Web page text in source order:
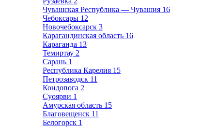
Чувашская Республика — Чувашия 16
Чебоксары 12
Новочебоксарск 3
Карагандинская область 16
Караганда 13
Темиртау 2
Сарань 1
Республика Карелия 15
Петрозаводск 11
Кондопога 2
Суоярви 1
Амурская область 15
Благовещенск 11
Белогорск 1